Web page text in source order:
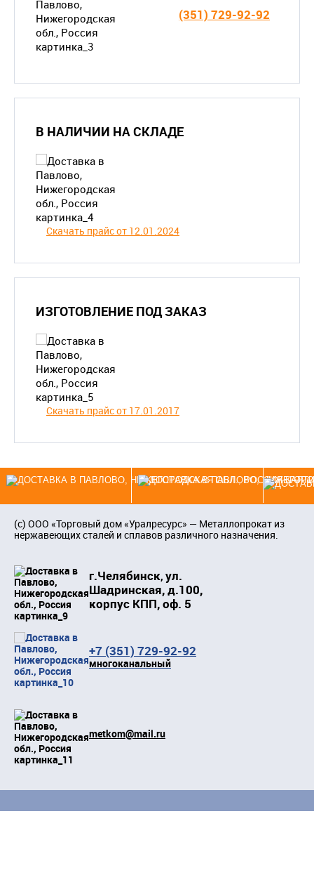
(351) 729-92-92
В НАЛИЧИИ НА СКЛАДЕ
Скачать прайс от 12.01.2024
ИЗГОТОВЛЕНИЕ ПОД ЗАКАЗ
Скачать прайс от 17.01.2017
(c) ООО «Торговый дом «Уралресурс» — Металлопрокат из
нержавеющих сталей и сплавов различного назначения.
г.Челябинск, ул.
Шадринская, д.100,
корпус КПП, оф. 5
+7 (351) 729-92-92
многоканальный
metkom@mail.ru